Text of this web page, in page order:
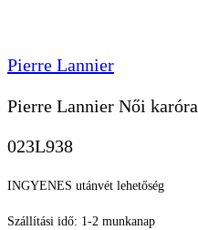
Pierre Lannier
Pierre Lannier Női karóra
023L938
INGYENES utánvét lehetőség
Szállítási idő: 1-2 munkanap